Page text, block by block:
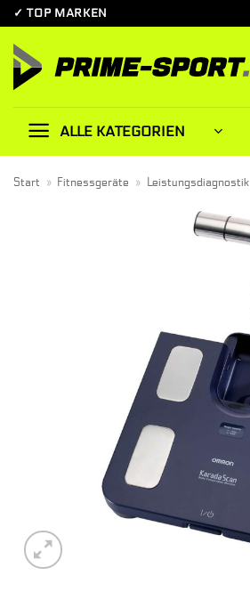
Zum
springen
✓ TOP MARKEN
ALLE KATEGORIEN
Start » Fitnessgeräte » Leistungsdiagnostik